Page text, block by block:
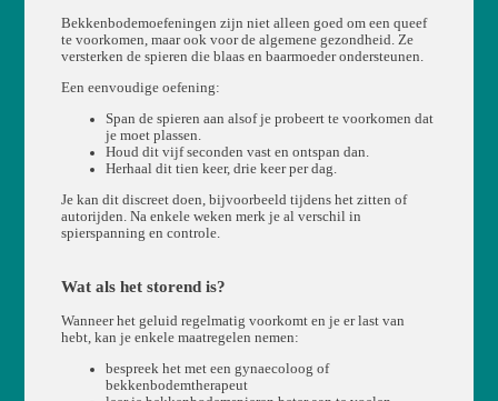
Bekkenbodemoefeningen zijn niet alleen goed om een queef
te voorkomen, maar ook voor de algemene gezondheid. Ze
versterken de spieren die blaas en baarmoeder ondersteunen.
Een eenvoudige oefening:
Span de spieren aan alsof je probeert te voorkomen dat
je moet plassen.
Houd dit vijf seconden vast en ontspan dan.
Herhaal dit tien keer, drie keer per dag.
Je kan dit discreet doen, bijvoorbeeld tijdens het zitten of
autorijden. Na enkele weken merk je al verschil in
spierspanning en controle.
Wat als het storend is?
Wanneer het geluid regelmatig voorkomt en je er last van
hebt, kan je enkele maatregelen nemen:
bespreek het met een gynaecoloog of
bekkenbodemtherapeut